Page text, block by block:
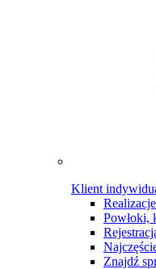
Klient
Powłoki,
Znajdź